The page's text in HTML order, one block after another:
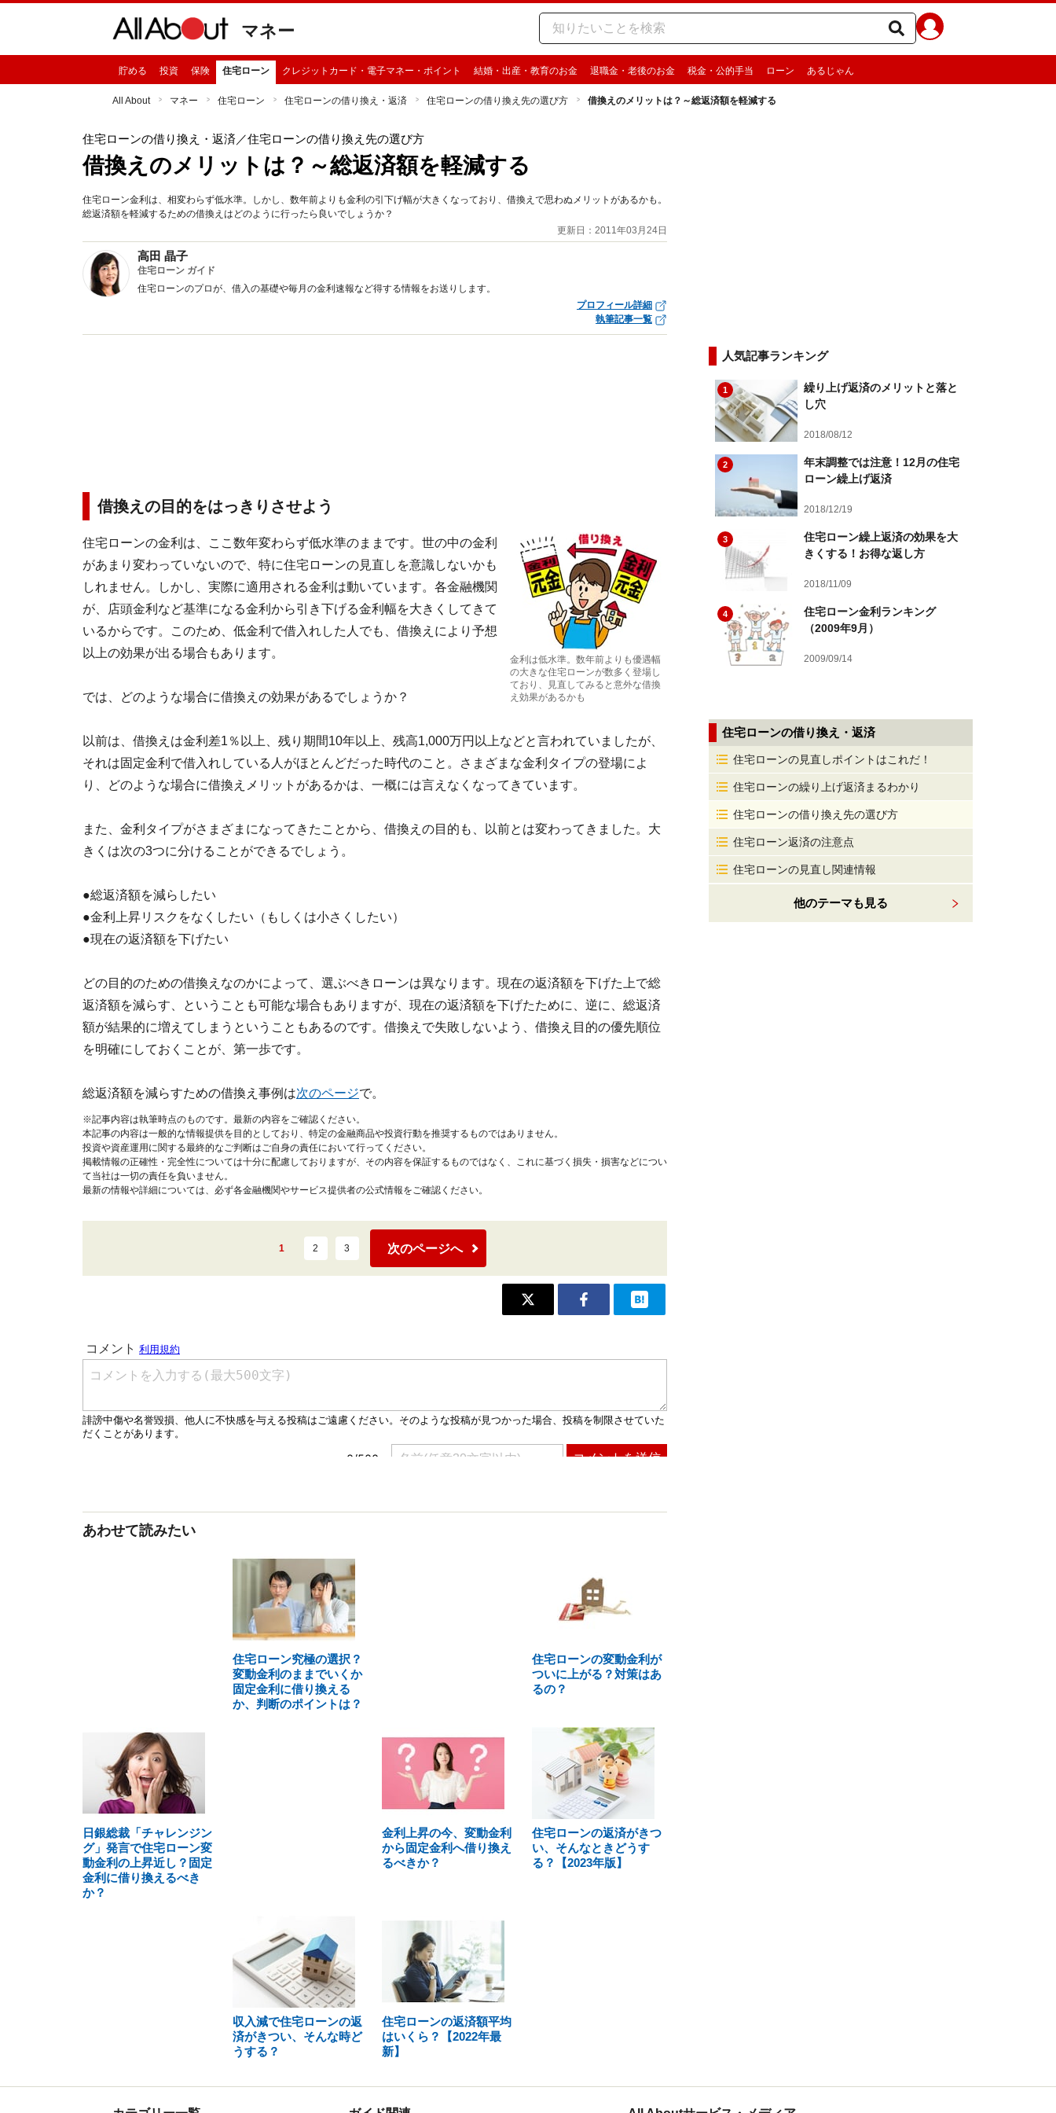
マネー
貯める 投資 保険 住宅ローン クレジットカード・電子マネー・ポイント 結婚・出産・教育のお金 退職金・老後のお金 税金・公的手当 ローン あるじゃん
All About マネー 住宅ローン 住宅ローンの借り換え・返済 住宅ローンの借り換え先の選び方 借換えのメリットは？～総返済額を軽減する
住宅ローンの借り換え・返済／住宅ローンの借り換え先の選び方
借換えのメリットは？～総返済額を軽減する
住宅ローン金利は、相変わらず低水準。しかし、数年前よりも金利の引下げ幅が大きくなっており、借換えで思わぬメリットがあるかも。
総返済額を軽減するための借換えはどのように行ったら良いでしょうか？
更新日：2011年03月24日
高田 晶子
住宅ローン ガイド
住宅ローンのプロが、借入の基礎や毎月の金利速報など得する情報をお送りします。
プロフィール詳細
執筆記事一覧
借換えの目的をはっきりさせよう
金利は低水準。数年前よりも優遇幅
の大きな住宅ローンが数多く登場し
ており、見直してみると意外な借換
え効果があるかも
住宅ローンの金利は、ここ数年変わらず低水準のままです。世の中の金利
があまり変わっていないので、特に住宅ローンの見直しを意識しないかも
しれません。しかし、実際に適用される金利は動いています。各金融機関
が、店頭金利など基準になる金利から引き下げる金利幅を大きくしてきて
いるからです。このため、低金利で借入れした人でも、借換えにより予想
以上の効果が出る場合もあります。
では、どのような場合に借換えの効果があるでしょうか？
以前は、借換えは金利差1％以上、残り期間10年以上、残高1,000万円以上などと言われていましたが、
それは固定金利で借入れしている人がほとんどだった時代のこと。さまざまな金利タイプの登場によ
り、どのような場合に借換えメリットがあるかは、一概には言えなくなってきています。
また、金利タイプがさまざまになってきたことから、借換えの目的も、以前とは変わってきました。大
きくは次の3つに分けることができるでしょう。
●総返済額を減らしたい
●金利上昇リスクをなくしたい（もしくは小さくしたい）
●現在の返済額を下げたい
どの目的のための借換えなのかによって、選ぶべきローンは異なります。現在の返済額を下げた上で総
返済額を減らす、ということも可能な場合もありますが、現在の返済額を下げたために、逆に、総返済
額が結果的に増えてしまうということもあるのです。借換えで失敗しないよう、借換え目的の優先順位
を明確にしておくことが、第一歩です。
総返済額を減らすための借換え事例は次のページで。
※記事内容は執筆時点のものです。最新の内容をご確認ください。
本記事の内容は一般的な情報提供を目的としており、特定の金融商品や投資行動を推奨するものではありません。
投資や資産運用に関する最終的なご判断はご自身の責任において行ってください。
掲載情報の正確性・完全性については十分に配慮しておりますが、その内容を保証するものではなく、これに基づく損失・損害などについ
て当社は一切の責任を負いません。
最新の情報や詳細については、必ず各金融機関やサービス提供者の公式情報をご確認ください。
1 2 3 次のページへ
あわせて読みたい
住宅ローン究極の選択？
変動金利のままでいくか
固定金利に借り換える
か、判断のポイントは？
住宅ローンの変動金利が
ついに上がる？対策はあ
るの？
日銀総裁「チャレンジン
グ」発言で住宅ローン変
動金利の上昇近し？固定
金利に借り換えるべき
か？
金利上昇の今、変動金利
から固定金利へ借り換え
るべきか？
住宅ローンの返済がきつ
い、そんなときどうす
る？【2023年版】
収入減で住宅ローンの返
済がきつい、そんな時ど
うする？
住宅ローンの返済額平均
はいくら？【2022年最
新】
人気記事ランキング
1
繰り上げ返済のメリットと落と
し穴
2018/08/12
2
年末調整では注意！12月の住宅
ローン繰上げ返済
2018/12/19
3
住宅ローン繰上返済の効果を大
きくする！お得な返し方
2018/11/09
4
住宅ローン金利ランキング
（2009年9月）
2009/09/14
住宅ローンの借り換え・返済
住宅ローンの見直しポイントはこれだ！
住宅ローンの繰り上げ返済まるわかり
住宅ローンの借り換え先の選び方
住宅ローン返済の注意点
住宅ローンの見直し関連情報
他のテーマも見る